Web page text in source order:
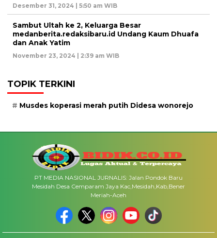
Desember 31, 2024 | 5:50 am WIB
Sambut Ultah ke 2, Keluarga Besar
medanberita.redaksibaru.id Undang Kaum Dhuafa
dan Anak Yatim
November 23, 2024 | 2:39 am WIB
TOPIK TERKINI
Musdes koperasi merah putih Didesa wonorejo
PT MEDIA NASIONAL JURNALIS: Jalan Pondok Baru
Mesidah Desa Cemparam Jaya Kac,Mesidah,Kab,Bener
Meriah-Aceh